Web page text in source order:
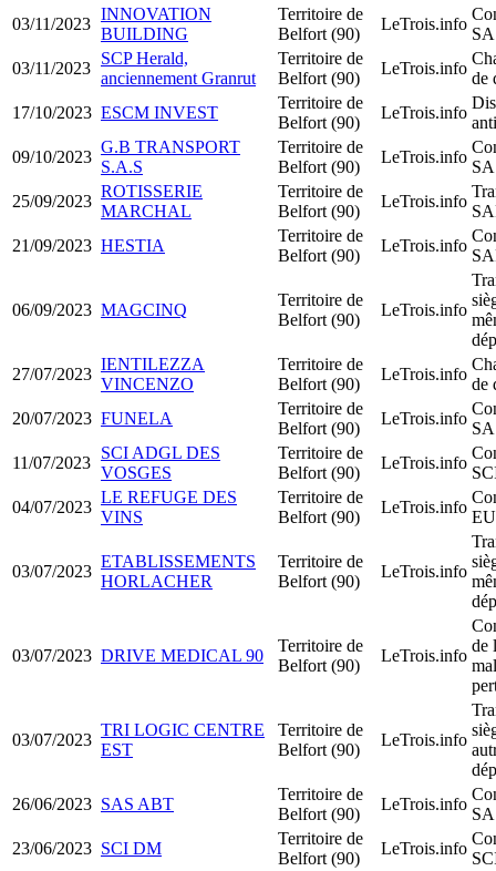
03/11/2023
INNOVATION
BUILDING
Territoire de
Belfort (90)
LeTrois.info
03/11/2023
SCP Herald,
anciennement Granrut
Territoire de
Belfort (90)
LeTrois.info
de
17/10/2023 ESCM INVEST
Territoire de
Belfort (90)
LeTrois.info
09/10/2023
G.B TRANSPORT
S.A.S
Territoire de
Belfort (90)
LeTrois.info
25/09/2023
ROTISSERIE
MARCHAL
Territoire de
Belfort (90)
LeTrois.info
21/09/2023 HESTIA
Territoire de
Belfort (90)
LeTrois.info
06/09/2023 MAGCINQ
Territoire de
Belfort (90)
LeTrois.info
27/07/2023
IENTILEZZA
VINCENZO
Territoire de
Belfort (90)
LeTrois.info
de
20/07/2023 FUNELA
Territoire de
Belfort (90)
LeTrois.info
11/07/2023
SCI ADGL DES
VOSGES
Territoire de
Belfort (90)
LeTrois.info
04/07/2023
LE REFUGE DES
VINS
Territoire de
Belfort (90)
LeTrois.info
03/07/2023
ETABLISSEMENTS
HORLACHER
Territoire de
Belfort (90)
LeTrois.info
03/07/2023 DRIVE MEDICAL 90
Territoire de
Belfort (90)
LeTrois.info
de
03/07/2023
TRI LOGIC CENTRE
EST
Territoire de
Belfort (90)
LeTrois.info
26/06/2023 SAS ABT
Territoire de
Belfort (90)
LeTrois.info
23/06/2023 SCI DM
Territoire de
Belfort (90)
LeTrois.info